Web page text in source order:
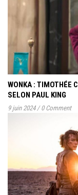
WONKA : TIMOTHÉE
SELON PAUL KING
9 juin 2024 / 0 Comment